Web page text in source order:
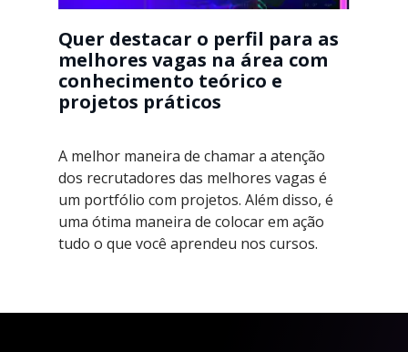
Quer destacar o perfil para as
melhores vagas na área com
conhecimento teórico e
projetos práticos
A melhor maneira de chamar a atenção
dos recrutadores das melhores vagas é
um portfólio com projetos. Além disso, é
uma ótima maneira de colocar em ação
tudo o que você aprendeu nos cursos.